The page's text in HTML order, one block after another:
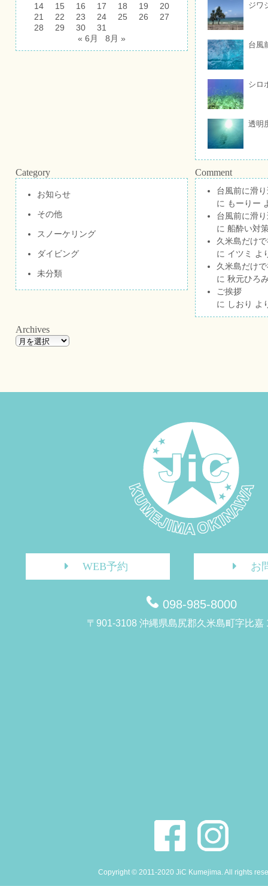
14 15 16 17 18 19
20
21
22 23 24 25 26
27
28
29 30
31
« 6月
8月 »
ジワ
台風
シロ
透明
Category
お知らせ
その他
スノーケリング
ダイビング
未分類
Comment
台風前に滑
に もーりー
台風前に滑
に 船酔い対
久米島だけ
に イツミ
よ
久米島だけ
に 秋元ひろ
ご挨拶
に しおり よ
Archives
WEB予約 お
098-985-8000
〒901-3108 沖縄県島尻郡久米島町字比嘉
Copyright © 2011-2020 JiC Kumejima. All rights